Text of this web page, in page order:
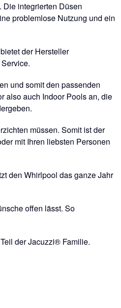
Die integrierten Düsen
problemlose Nutzung und ein
der Hersteller
und somit den passenden
also auch Indoor Pools an, die
müssen. Somit ist der
mit Ihren liebsten Personen
den Whirlpool das ganze Jahr
offen lässt. So
der Jacuzzi® Familie.